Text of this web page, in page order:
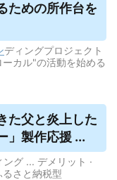
ための所作台を
ディングプロジェクト
カル"の活動を始める
た父と炎上した
」製作応援 ...
ング ... デメリット ·
さと納税型